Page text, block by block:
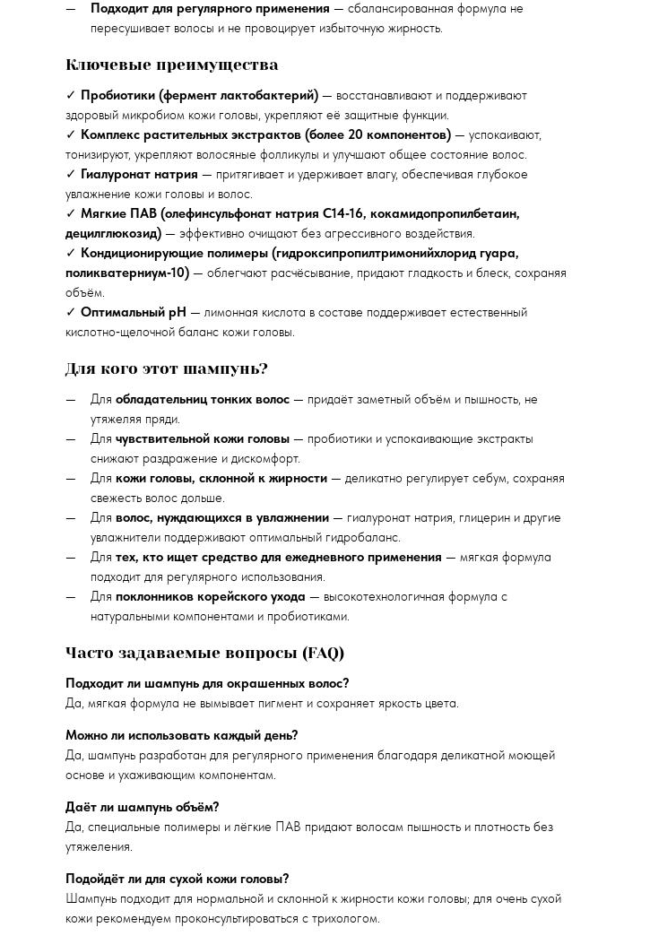
Подходит для регулярного применения — сбалансированная формула не
пересушивает волосы и не провоцирует избыточную жирность.
Ключевые преимущества
✓ Пробиотики (фермент лактобактерий) — восстанавливают и поддерживают
здоровый микробиом кожи головы, укрепляют её защитные функции.
✓ Комплекс растительных экстрактов (более 20 компонентов) — успокаивают,
тонизируют, укрепляют волосяные фолликулы и улучшают общее состояние волос.
✓ Гиалуронат натрия — притягивает и удерживает влагу, обеспечивая глубокое
увлажнение кожи головы и волос.
✓ Мягкие ПАВ (олефинсульфонат натрия C14‑16, кокамидопропилбетаин,
децилглюкозид) — эффективно очищают без агрессивного воздействия.
✓ Кондиционирующие полимеры (гидроксипропилтримонийхлорид гуара,
поликватерниум‑10) — облегчают расчёсывание, придают гладкость и блеск, сохраняя
объём.
✓ Оптимальный pH — лимонная кислота в составе поддерживает естественный
кислотно‑щелочной баланс кожи головы.
Для кого этот шампунь?
Для обладательниц тонких волос— придаёт заметный объём и пышность, не
утяжеляя пряди.
Для чувствительной кожи головы— пробиотики и успокаивающие экстракты
снижают раздражение и дискомфорт.
Для кожи головы, склонной к жирности— деликатно регулирует себум, сохраняя
свежесть волос дольше.
Для волос, нуждающихся в увлажнении— гиалуронат натрия, глицерин и другие
увлажнители поддерживают оптимальный гидробаланс.
Для тех, кто ищет средство для ежедневного применения — мягкая формула
подходит для регулярного использования.
Для поклонников корейского ухода — высокотехнологичная формула с
натуральными компонентами и пробиотиками.
Часто задаваемые вопросы (FAQ)
Подходит ли шампунь для окрашенных волос?
Да, мягкая формула не вымывает пигмент и сохраняет яркость цвета.
Можно ли использовать каждый день?
Да, шампунь разработан для регулярного применения благодаря деликатной моющей
основе и ухаживающим компонентам.
Даёт ли шампунь объём?
Да, специальные полимеры и лёгкие ПАВ придают волосам пышность и плотность без
утяжеления.
Подойдёт ли для сухой кожи головы?
Шампунь подходит для нормальной и склонной к жирности кожи головы; для очень сухой
кожи рекомендуем проконсультироваться с трихологом.